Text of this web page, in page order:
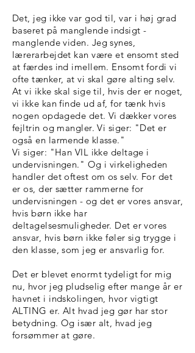
Det, jeg ikke var god til, var i høj grad
baseret på manglende indsigt -
manglende viden. Jeg synes,
lærerarbejdet kan være et ensomt sted
at færdes ind imellem. Ensomt fordi vi
ofte tænker, at vi skal gøre alting selv.
At vi ikke skal sige til, hvis der er noget,
vi ikke kan finde ud af, for tænk hvis
nogen opdagede det. Vi dækker vores
fejltrin og mangler. Vi siger: "Det er
også en larmende klasse."
Vi siger: "Han VIL ikke deltage i
undervisningen." Og i virkeligheden
handler det oftest om os selv. For det
er os, der sætter rammerne for
undervisningen - og det er vores ansvar,
hvis børn ikke har
deltagelsesmuligheder. Det er vores
ansvar, hvis børn ikke føler sig trygge i
den klasse, som jeg er ansvarlig for.
Det er blevet enormt tydeligt for mig
nu, hvor jeg pludselig efter mange år er
havnet i indskolingen, hvor vigtigt
ALTING er. Alt hvad jeg gør har stor
betydning. Og især alt, hvad jeg
forsømmer at gøre.